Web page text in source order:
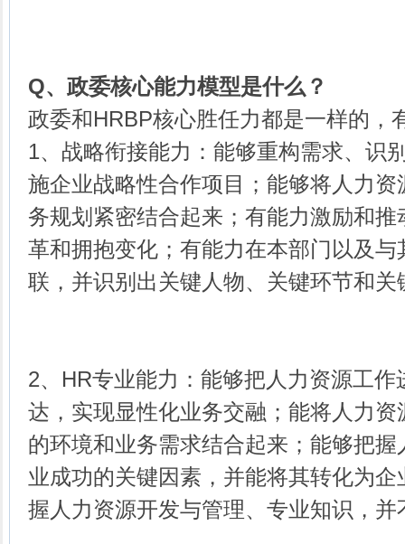
Q、 政委核心能力模型是什么？
政委和HRBP核心胜任力都是一样的，
1、战略衔接能力：能够重构需求、识
施企业战略性合作项目；能够将人力
务规划紧密结合起来；有能力激励和
革和拥抱变化；有能力在本部门以及
联，并识别出关键人物、关键环节和关
2、HR专业能力：能够把人力资源工
达，实现显性化业务交融；能将人力
的环境和业务需求结合起来；能够把
业成功的关键因素，并能将其转化为
握人力资源开发与管理、专业知识，并